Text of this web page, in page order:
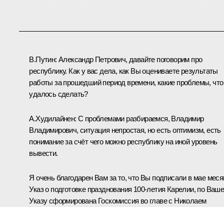
В.Путин: Александр Петрович, давайте поговорим про
республику. Как у вас дела, как Вы оцениваете результаты
работы за прошедший период времени, какие проблемы, что
удалось сделать?
А.Худилайнен: С проблемами разбираемся, Владимир
Владимирович, ситуация непростая, но есть оптимизм, есть
понимание за счёт чего можно республику на иной уровень
вывести.
Я очень благодарен Вам за то, что Вы подписали в мае
Указо подготовке празднования 100-летия Карелии, по
Указу сформирована Госкомиссия во главе с Николаем